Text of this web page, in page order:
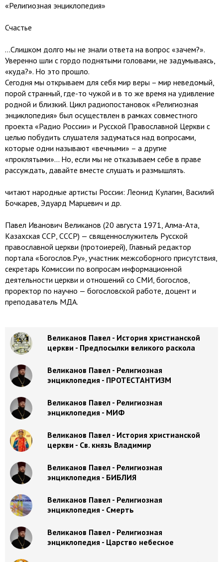
«Религиозная энциклопедия»
Счастье
…Слишком долго мы не знали ответа на вопрос «зачем?».
Уверенно шли с гордо поднятыми головами, не задумываясь,
«куда?». Но это прошло.
Сегодня мы открываем для себя мир веры – мир неведомый,
порой странный, где-то чужой и в то же время на удивление
родной и близкий. Цикл радиопостановок «Религиозная
энциклопедия» был осуществлен в рамках совместного
проекта «Радио России» и Русской Православной Церкви с
целью побудить слушателя задуматься над вопросами,
которые одни называют «вечными» – а другие
«проклятыми»… Но, если мы не отказываем себе в праве
рассуждать, давайте вместе слушать и размышлять.
читают народные артисты России: Леонид Кулагин, Василий
Бочкарев, Эдуард Марцевич и др.
Павел Иванович Великанов (20 августа 1971, Алма-Ата,
Казахская ССР, СССР) — священнослужитель Русской
православной церкви (протоиерей), Главный редактор
портала «Богослов.Ру», участник межсоборного присутствия,
секретарь Комиссии по вопросам информационной
деятельности церкви и отношений со СМИ, богослов,
проректор по научно — богословской работе, доцент и
преподаватель МДА.
Великанов Павел - История христианской
церкви - Предпосылки великого раскола
Великанов Павел - Религиозная
энциклопедия - ПРОТЕСТАНТИЗМ
Великанов Павел - Религиозная
энциклопедия - МИФ
Великанов Павел - История христианской
церкви - Св. князь Владимир
Великанов Павел - Религиозная
энциклопедия - БИБЛИЯ
Великанов Павел - Религиозная
энциклопедия - Смерть
Великанов Павел - Религиозная
энциклопедия - Царство небесное